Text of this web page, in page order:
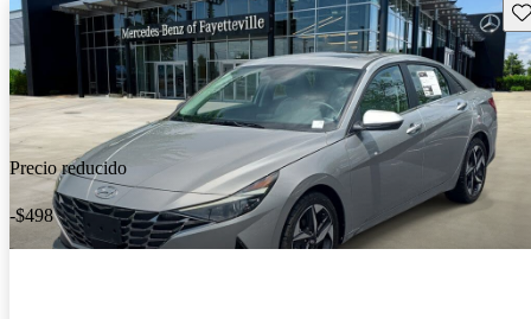
Precio reducido
-$498